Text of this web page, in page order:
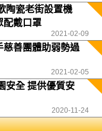
陶瓷老街設置機
配戴口罩
2021-02-09
慈善團體助弱勢過
2021-02-05
安全 提供優質安
2020-11-24